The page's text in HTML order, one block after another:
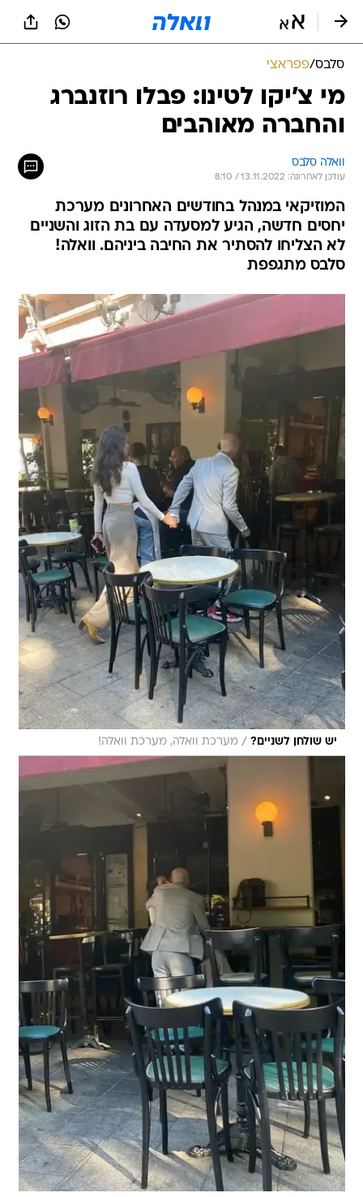
סלבס/פפראצי
מי צ'יקו לטינו: פבלו רוזנברג
והחברה מאוהבים
וואלה סלבס
עודכן לאחרונה: 13.11.2022 / 8:10
המוזיקאי במנהל בחודשים האחרונים מערכת
יחסים חדשה, הגיע למסעדה עם בת הזוג והשניים
לא הצליחו להסתיר את החיבה ביניהם. וואלה!
סלבס מתגפפת
יש שולחן לשניים? / מערכת וואלה, מערכת וואלה!